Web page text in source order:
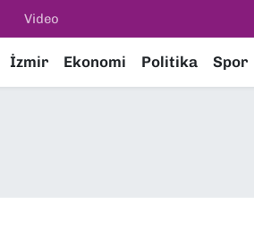
Video
İzmir Ekonomi Politika Spor